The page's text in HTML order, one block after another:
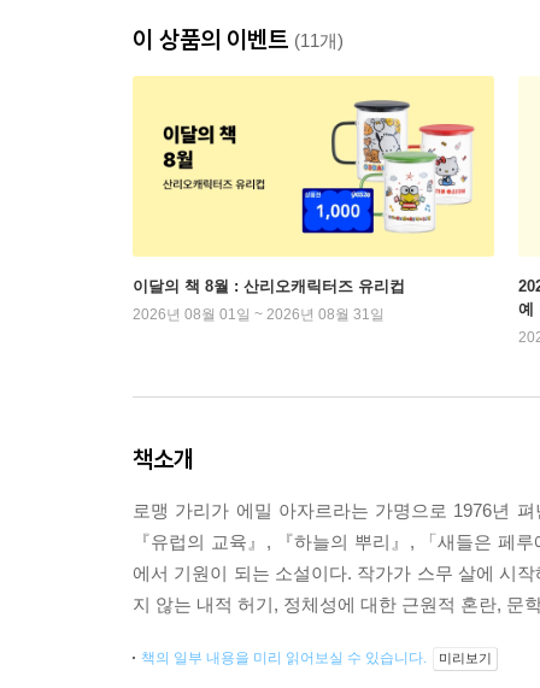
이 상품의 이벤트 (11개)
이달의 책 8월 : 산리오캐릭터즈 유리컵
2026년 08월 01일 ~ 2026년 08월 31일
예
책소개
로맹 가리가 에밀 아자르라는 가명으로 1976년
『유럽의 교육』, 『하늘의 뿌리』, 「새들은 페
에서 기원이 되는 소설이다. 작가가 스무 살에 시
지 않는 내적 허기, 정체성에 대한 근원적 혼란, 문
책의 일부 내용을 미리 읽어보실 수 있습니다. 미리보기